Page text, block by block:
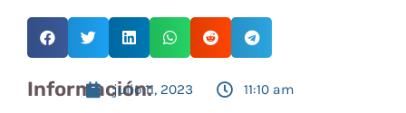
Información:julio 11, 2023 11:10 am